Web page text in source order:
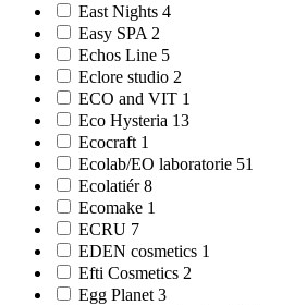
East Nights 4
Easy SPA 2
Echos Line 5
Eclore studio 2
ECO and VIT 1
Eco Hysteria 13
Ecocraft 1
Ecolab/EO laboratorie 51
Ecolatiér 8
Ecomake 1
ECRU 7
EDEN cosmetics 1
Efti Cosmetics 2
Egg Planet 3